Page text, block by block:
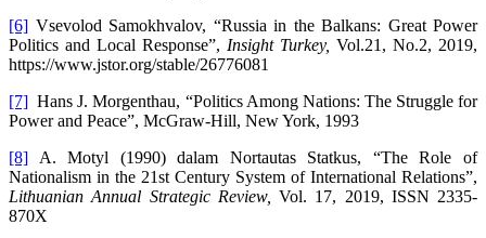
[6] Vsevolod Samokhvalov, “Russia in the Balkans: Great Power
Politics and Local Response”, Insight Turkey, Vol.21, No.2, 2019,
https://www.jstor.org/stable/26776081
[7] Hans J. Morgenthau, “Politics Among Nations: The Struggle for
Power and Peace”, McGraw-Hill, New York, 1993
[8] A. Motyl (1990) dalam Nortautas Statkus, “The Role of
Nationalism in the 21st Century System of International Relations”,
Lithuanian Annual Strategic Review, Vol. 17, 2019, ISSN 2335-
870X